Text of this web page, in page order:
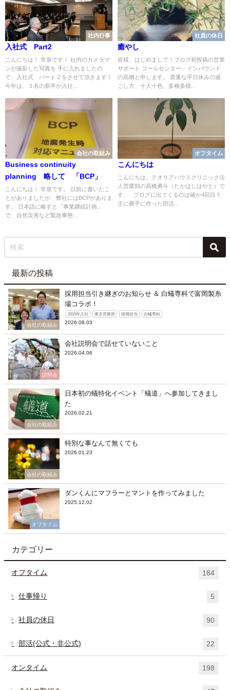
社内行事
入社式 Part2
こんにちは！ 常泉です！ 社内のカメラマ
ンが撮影した写真を 手に入れましたの
で、入社式 パート２をさせて頂きます！
今年は、３名の新卒が入社...
社員の休日
癒やし
皆様、はじめまして！ブログ初投稿の営業
サポート コールセンター・インバウンド
の髙橋と申します。 貴重な平日休みの過
ごし方、十人十色、多種多様...
会社の取組み
Business continuity
planning 略して 「BCP」
こんにちは！ 常泉です。 以前に書いたこ
とがありましたが、弊社にはBCPがありま
す。 日本語に略すと「事業継続計画」
で、自然災害など緊急事態...
オフタイム
こんにちは
こんにちは。テオリアハウスクリニック法
人営業部の高橋勇斗（たかはしはやと）で
す。 ブログに出てくるのは確か4回目？
主に勝手に作った部活...
最新の投稿
会社の取組み
採用担当引き継ぎのお知らせ ＆ 白蟻専科で富岡製糸
場コラボ！
2015年入社 東京営業所 採用担当 白蟻専科
2026.08.03
説明会
会社説明会で話せていないこと
2026.04.06
会社の取組み
日本初の蟻特化イベント「蟻道」へ参加してきまし
た
2026.02.21
会社の取組み
特別な事なんて無くても
2026.01.23
オフタイム
ダンくんにマフラーとマントを作ってみました
2025.12.02
カテゴリー
オフタイム 184
仕事帰り 5
社員の休日 90
部活(公式・非公式) 22
オンタイム 198